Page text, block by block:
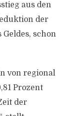
aus den
der
schon
von regional
Prozent
der